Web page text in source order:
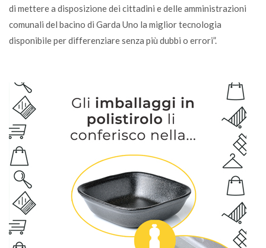
di mettere a disposizione dei cittadini e delle amministrazioni
comunali del bacino di Garda Uno la miglior tecnologia
disponibile per differenziare senza più dubbi o errori”.